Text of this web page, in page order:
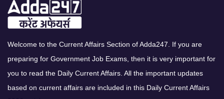
Welcome to the Current Affairs Section of Adda247. If you are
preparing for Government Job Exams, then it is very important for
you to read the Daily Current Affairs. All the important updates
based on current affairs are included in this Daily Current Affairs